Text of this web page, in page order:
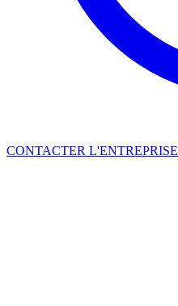
CONTACTER L'ENTREPRISE